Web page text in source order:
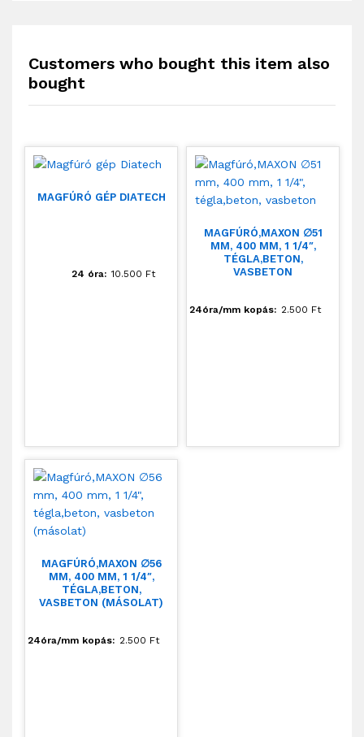
Customers who bought this item also
bought
MAGFÚRÓ GÉP DIATECH
24 óra: 10.500 Ft
MAGFÚRÓ,MAXON ∅51
MM, 400 MM, 1 1/4″,
TÉGLA,BETON,
VASBETON
24óra/mm kopás: 2.500 Ft
MAGFÚRÓ,MAXON ∅56
MM, 400 MM, 1 1/4″,
TÉGLA,BETON,
VASBETON (MÁSOLAT)
24óra/mm kopás: 2.500 Ft